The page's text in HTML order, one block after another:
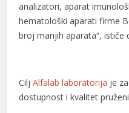
analizatori, aparat
hematološki aparati firme
broj manjih aparata“, ističe
CiljAlfalab laboratorija je
dostupnost i kvalitet